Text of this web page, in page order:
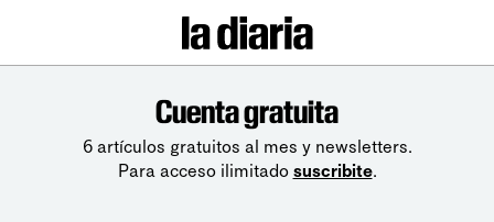
Cuenta gratuita
6 artículos gratuitos al mes y newsletters.
Para acceso ilimitado suscribite.